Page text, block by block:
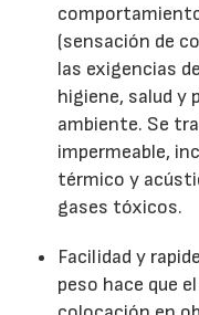
(sensación de
las exigencias
higiene, salud y
ambiente. Se
impermeable,
térmico y
gases tóxicos.
Facilidad y
peso hace que